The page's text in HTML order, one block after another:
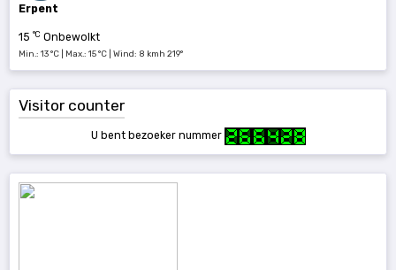
Erpent
15 °C Onbewolkt
Min.: 13 °C | Max.: 15 °C | Wind: 8 kmh 219°
Visitor counter
U bent bezoeker nummer